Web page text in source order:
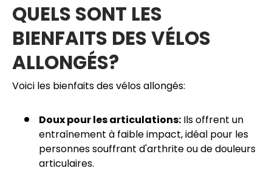
QUELS SONT LES
BIENFAITS DES VÉLOS
ALLONGÉS?
Voici les bienfaits des vélos allongés:
Doux pour les articulations: Ils offrent un
entraînement à faible impact, idéal pour les
personnes souffrant d'arthrite ou de douleurs
articulaires.